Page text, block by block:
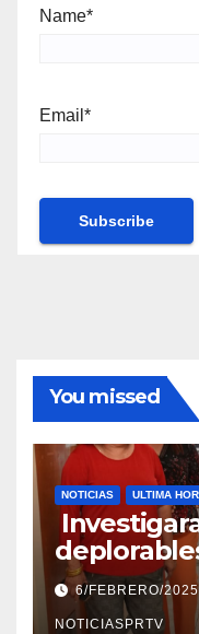
Name*
Email*
You missed
NOTICIAS ULTIMA
el
en6/FEBRERO/2025
NOTICIASPRTV